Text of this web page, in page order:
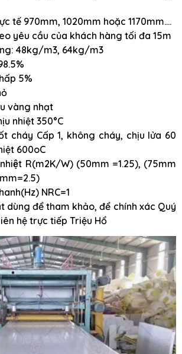
tế 970mm, 1020mm hoặc 1170mm….
yêu cầu của khách hàng tối đa 15m
48kg/m3, 64kg/m3
5%
vàng nhạt
nhiệt 350°C
cháy Cấp 1, không cháy, chịu lửa 60
600oC
R(m2K/W) (50mm =1.25), (75mm
NRC=1
dùng để tham khảo, để chính xác Quý
hệ trực tiếp Triệu Hổ